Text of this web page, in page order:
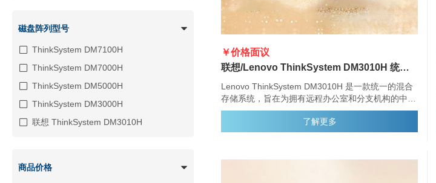
磁盘阵列型号
ThinkSystem DM7100H
ThinkSystem DM7000H
ThinkSystem DM5000H
ThinkSystem DM3000H
联想 ThinkSystem DM3010H
商品价格
￥价格面议
联想/Lenovo ThinkSystem DM3010H 统一混合存储阵列
Lenovo ThinkSystem DM3010H 是一款统一的混合
存储系统，旨在为拥有远程办公室和分支机构的中小
型企业提供性能、简便性、容量、安全性和高可用
性。ThinkSystem DM3010H 提供企业级存储管理功
能，具有多种主机连接选项、灵活的驱动器配置和增
了解更多